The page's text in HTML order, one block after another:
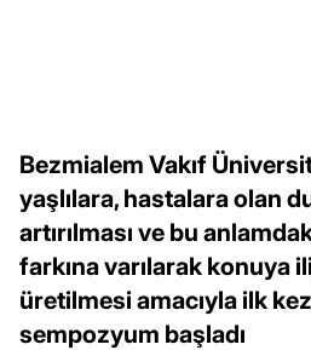
Bezmialem Vakıf
yaşlılara, hastalara olan
artırılması ve bu
farkına varılarak konuya
üretilmesi amacıyla ilk
sempozyum başladı